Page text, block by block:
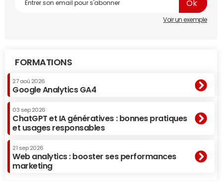
Voir un exemple
FORMATIONS
27 aoû 2026
Google Analytics GA4
03 sep 2026
ChatGPT et IA génératives : bonnes pratiques
et usages responsables
21 sep 2026
Web analytics : booster ses performances
marketing